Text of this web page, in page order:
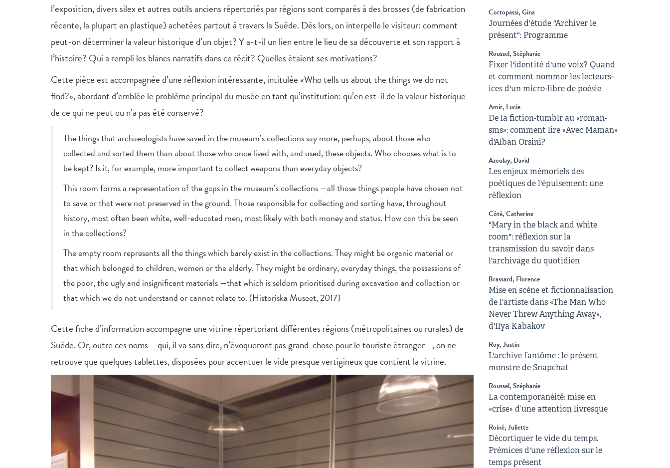
l’exposition, divers silex et autres outils anciens répertoriés par régions sont comparés à des brosses (de fabrication
récente, la plupart en plastique) achetées partout à travers la Suède. Dès lors, on interpelle le visiteur: comment
peut-on déterminer la valeur historique d’un objet? Y a-t-il un lien entre le lieu de sa découverte et son rapport à
l’histoire? Qui a rempli les blancs narratifs dans ce récit? Quelles étaient ses motivations?
Cette pièce est accompagnée d’une réflexion intéressante, intitulée «Who tells us about the things we do not
find?», abordant d’emblée le problème principal du musée en tant qu’institution: qu’en est-il de la valeur historique
de ce qui ne peut ou n’a pas été conservé?
The things that archaeologists have saved in the museum’s collections say more, perhaps, about those who
collected and sorted them than about those who once lived with, and used, these objects. Who chooses what is to
be kept? Is it, for example, more important to collect weapons than everyday objects?
This room forms a representation of the gaps in the museum’s collections —all those things people have chosen not
to save or that were not preserved in the ground. Those responsible for collecting and sorting have, throughout
history, most often been white, well-educated men, most likely with both money and status. How can this be seen
in the collections?
The empty room represents all the things which barely exist in the collections. They might be organic material or
that which belonged to children, women or the elderly. They might be ordinary, everyday things, the possessions of
the poor, the ugly and insignificant materials —that which is seldom prioritised during excavation and collection or
that which we do not understand or cannot relate to. (Historiska Museet, 2017)
Cette fiche d’information accompagne une vitrine répertoriant différentes régions (métropolitaines ou rurales) de
Suède. Or, outre ces noms —qui, il va sans dire, n’évoqueront pas grand-chose pour le touriste étranger—, on ne
retrouve que quelques tablettes, disposées pour accentuer le vide presque vertigineux que contient la vitrine.
Cortopassi, Gina
Journées d'étude "Archiver le
présent": Programme
Roussel, Stéphanie
Fixer l'identité d'une voix? Quand
et comment nommer les lecteurs-
ices d'un micro-libre de poésie
Amir, Lucie
De la fiction-tumblr au «roman-
sms»: comment lire «Avec Maman»
d'Alban Orsini?
Azoulay, David
Les enjeux mémoriels des
poétiques de l'épuisement: une
réflexion
Côté, Catherine
"Mary in the black and white
room": réflexion sur la
transmission du savoir dans
l'archivage du quotidien
Brassard, Florence
Mise en scène et fictionnalisation
de l'artiste dans «The Man Who
Never Threw Anything Away»,
d'Ilya Kabakov
Roy, Justin
L'archive fantôme : le présent
monstre de Snapchat
Roussel, Stéphanie
La contemporanéité: mise en
«crise» d’une attention livresque
Roiné, Juliette
Décortiquer le vide du temps.
Prémices d'une réflexion sur le
temps présent